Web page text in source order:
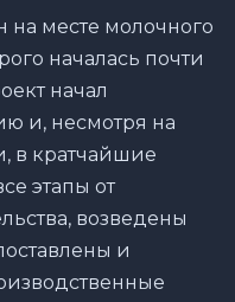
на месте молочного
началась почти
начал
и, несмотря на
в кратчайшие
этапы от
возведены
и